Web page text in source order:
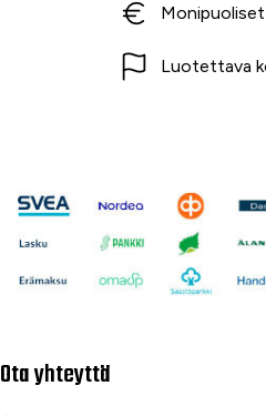
Luotettava
Ota yhteyttä